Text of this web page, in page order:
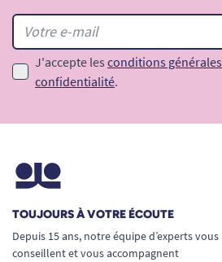
J'accepte les conditions générales
confidentialité.
TOUJOURS À VOTRE ÉCOUTE
Depuis 15 ans, notre équipe d’experts vous
conseillent et vous accompagnent